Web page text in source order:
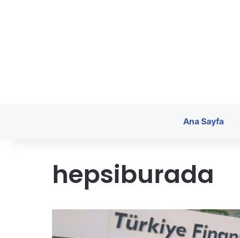
Ana Sayfa
hepsiburada